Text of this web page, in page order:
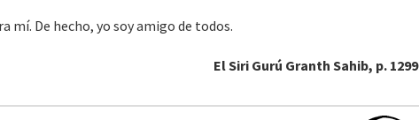
mí. De hecho, yo soy amigo de todos.
El Siri Gurú Granth Sahib, p. 1299